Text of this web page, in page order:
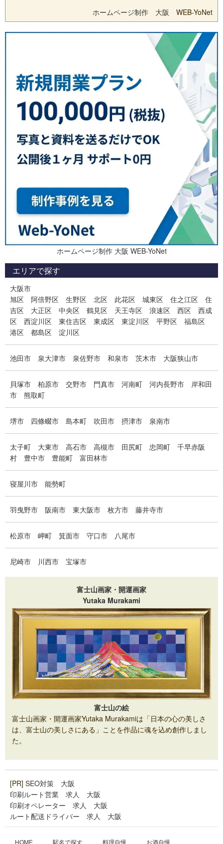
ホームページ制作 大阪 WEB-YoNet
ホームページ制作 大阪 WEB-YoNet
エリアで探す
大阪市
旭区
阿倍野区 生野区 北区 此花区 城東区 住之江区
住
吉区
大正区 中央区 鶴見区 天王寺区 浪速区 西区
西成
区
西淀川区 東住吉区 東成区 東淀川区 平野区
福島区
港区
都島区 淀川区
池田市 泉大津市 泉佐野市 和泉市 茨木市 大阪狭山市
貝塚市 柏原市 交野市 門真市 河南町 河内長野市
岸和田
市
熊取町
堺市 四條畷市 島本町 吹田市 摂津市 泉南市
太子町 大東市 高石市 高槻市 田尻町 忠岡町
千早赤阪
村
豊中市 豊能町 富田林市
寝屋川市 能勢町
羽曳野市 阪南市 東大阪市 枚方市 藤井寺市
松原市 岬町 箕面市 守口市 八尾市
尼崎市 川西市 宝塚市
富士山画家・開運画家
Yutaka Murakami
富士山の絵
富士山画家・開運画家Yutaka Murakamiは「日本の心の美しさ
は、富士山の美しさにある」ことを作品に魂を込め創作しまし
た。
[PR] SEO対策 大阪
印刷ルート営業 求人 大阪
印刷オペレーター 求人 大阪
ルート配送ドライバー 求人 大阪
HOME 駅名で探す 料理自慢 お酒自慢